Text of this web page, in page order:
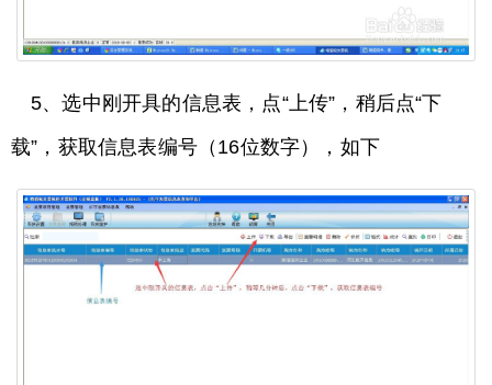
5、选中刚开具的信息表，点“上传”，稍后点“下
载”，获取信息表编号（16位数字），如下